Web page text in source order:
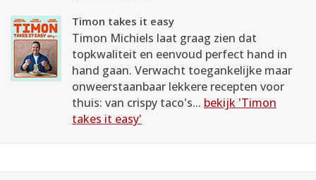
Timon takes it easy
Timon Michiels laat graag zien dat
topkwaliteit en eenvoud perfect hand in
hand gaan. Verwacht toegankelijke maar
onweerstaanbaar lekkere recepten voor
thuis: van crispy taco's... bekijk 'Timon
takes it easy'